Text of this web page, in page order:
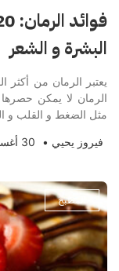
البشرة و الشعر
يعتبر الرمان من أكثر
الرمان لا يمكن حصرها
مثل الضغط و القلب و
فيروز يحيي • 30 أغسطس، 2022
المطبخ